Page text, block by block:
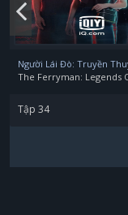
Tập 34